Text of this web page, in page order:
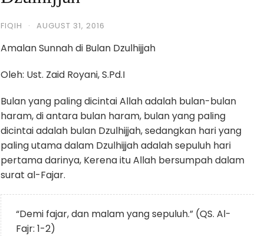
FIQIH · AUGUST 31, 2016
Amalan Sunnah di Bulan Dzulhijjah
Oleh: Ust. Zaid Royani, S.Pd.I
Bulan yang paling dicintai Allah adalah bulan-bulan
haram, di antara bulan haram, bulan yang paling
dicintai adalah bulan Dzulhijjah, sedangkan hari yang
paling utama dalam Dzulhijjah adalah sepuluh hari
pertama darinya, Kerena itu Allah bersumpah dalam
surat al-Fajar.
“Demi fajar, dan malam yang sepuluh.” (QS. Al-
Fajr: 1-2)